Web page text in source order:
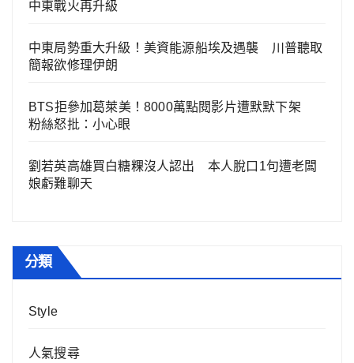
中東戰火再升級
中東局勢重大升級！美資能源船埃及遇襲 川普聽取
簡報欲修理伊朗
BTS拒參加葛萊美！8000萬點閱影片遭默默下架
粉絲怒批：小心眼
劉若英高雄買白糖粿沒人認出 本人脫口1句遭老闆
娘虧難聊天
分類
Style
人氣搜尋